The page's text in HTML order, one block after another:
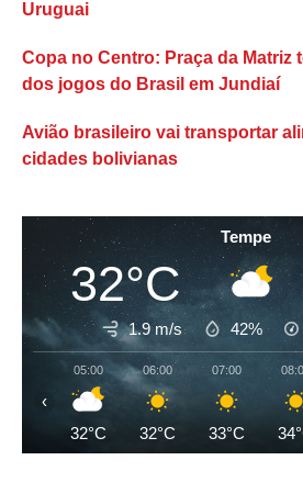
Uruguai
Copa no Centro: Praça da Matriz
dos jogos do Brasil em Jundiaí
Avião brasileiro vai transportar
cidades bolivianas
Tempe
32°C
1.9 m/s 42%
05:00
32°C
06:00
32°C
07:00
33°C
‹